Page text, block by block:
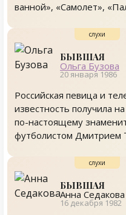
ванной», «Самолет»,
БЫВШАЯ
Ольга Бузова
20 января 1986
Российская певица и
известность получила
по-настоящему
футболистом Дмитрием
БЫВШАЯ
Анна Седакова
16 декабря 1982